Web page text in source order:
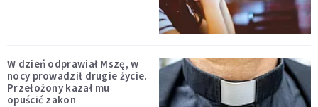
W dzień odprawiał Mszę, w
nocy prowadził drugie życie.
Przełożony kazał mu
opuścić zakon